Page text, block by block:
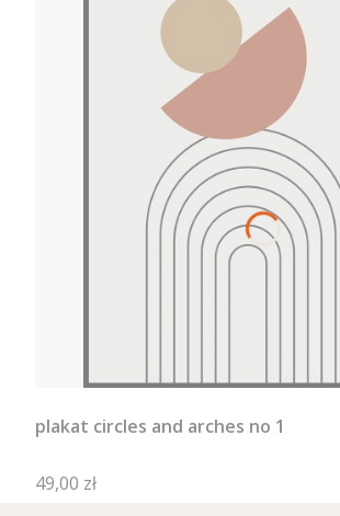
plakat circles and arches no 1
Cena
49,00 zł